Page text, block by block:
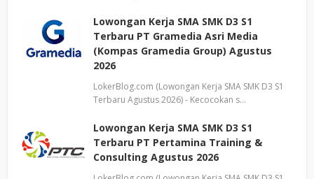
Lowongan Kerja SMA SMK D3 S1
Terbaru PT Gramedia Asri Media
(Kompas Gramedia Group) Agustus
2026
LokerBlog.com (Lowongan Kerja SMA SMK D3 S1
Terbaru Agustus 2026) - Kecocokan s…
Lowongan Kerja SMA SMK D3 S1
Terbaru PT Pertamina Training &
Consulting Agustus 2026